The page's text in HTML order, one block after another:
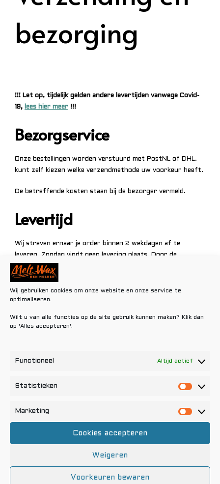
Wij gebruiken cookies om onze website en onze service te
optimaliseren.
Wilt u van alle functies op de site gebruik kunnen maken? Klik dan
op 'Alles accepteren'.
Functioneel Altijd actief
Statistieken
Marketing
Cookies accepteren
Weigeren
Voorkeuren bewaren
bezorging
!!! Let op, tijdelijk gelden andere levertijden vanwege Covid-
19, lees hier meer !!!
Bezorgservice
Onze bestellingen worden verstuurd met PostNL of DHL.
kunt zelf kiezen welke verzendmethode uw voorkeur heeft.
De betreffende kosten staan bij de bezorger vermeld.
Levertijd
Wij streven ernaar je order binnen 2 wekdagen af te
leveren. Zondag vindt geen levering plaats. Door de
uitstekende bezorgservice van PostNL kun je in de meeste
gevallen kiezen voor het voor jou meest gunstige
levermoment en afleveradres. Helaas kan het sporadisch
voorkomen dat de streeftijd van levering binnen 2 dagen
Leveringen tijdens
feestdagen
Bestellingen die op zon- en feestdagen geplaatst worden
de daarop volgende 2 werkdagen geleverd worden. Houdt